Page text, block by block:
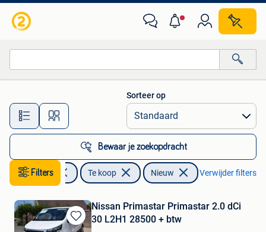
Alle afstanden…
Sorteer op
Bewaar je zoekopdracht
Filters
Auto's Te koop Nieuw Verwijder filters
Bewaren
Nissan Primastar Primastar 2.0 dCi
30 L2H1 28500 + btw